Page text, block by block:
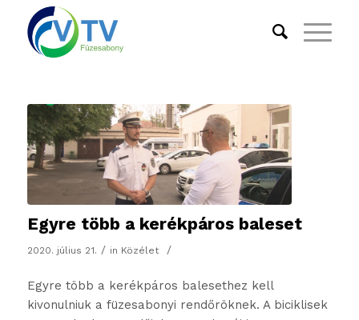
Egyre több a kerékpáros baleset
2020. július 21. / in Közélet /
Egyre több a kerékpáros balesethez kell
kivonulniuk a füzesabonyi rendőröknek. A biciklisek